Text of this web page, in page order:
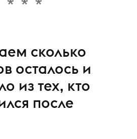
сколько
осталось и
из тех, кто
после